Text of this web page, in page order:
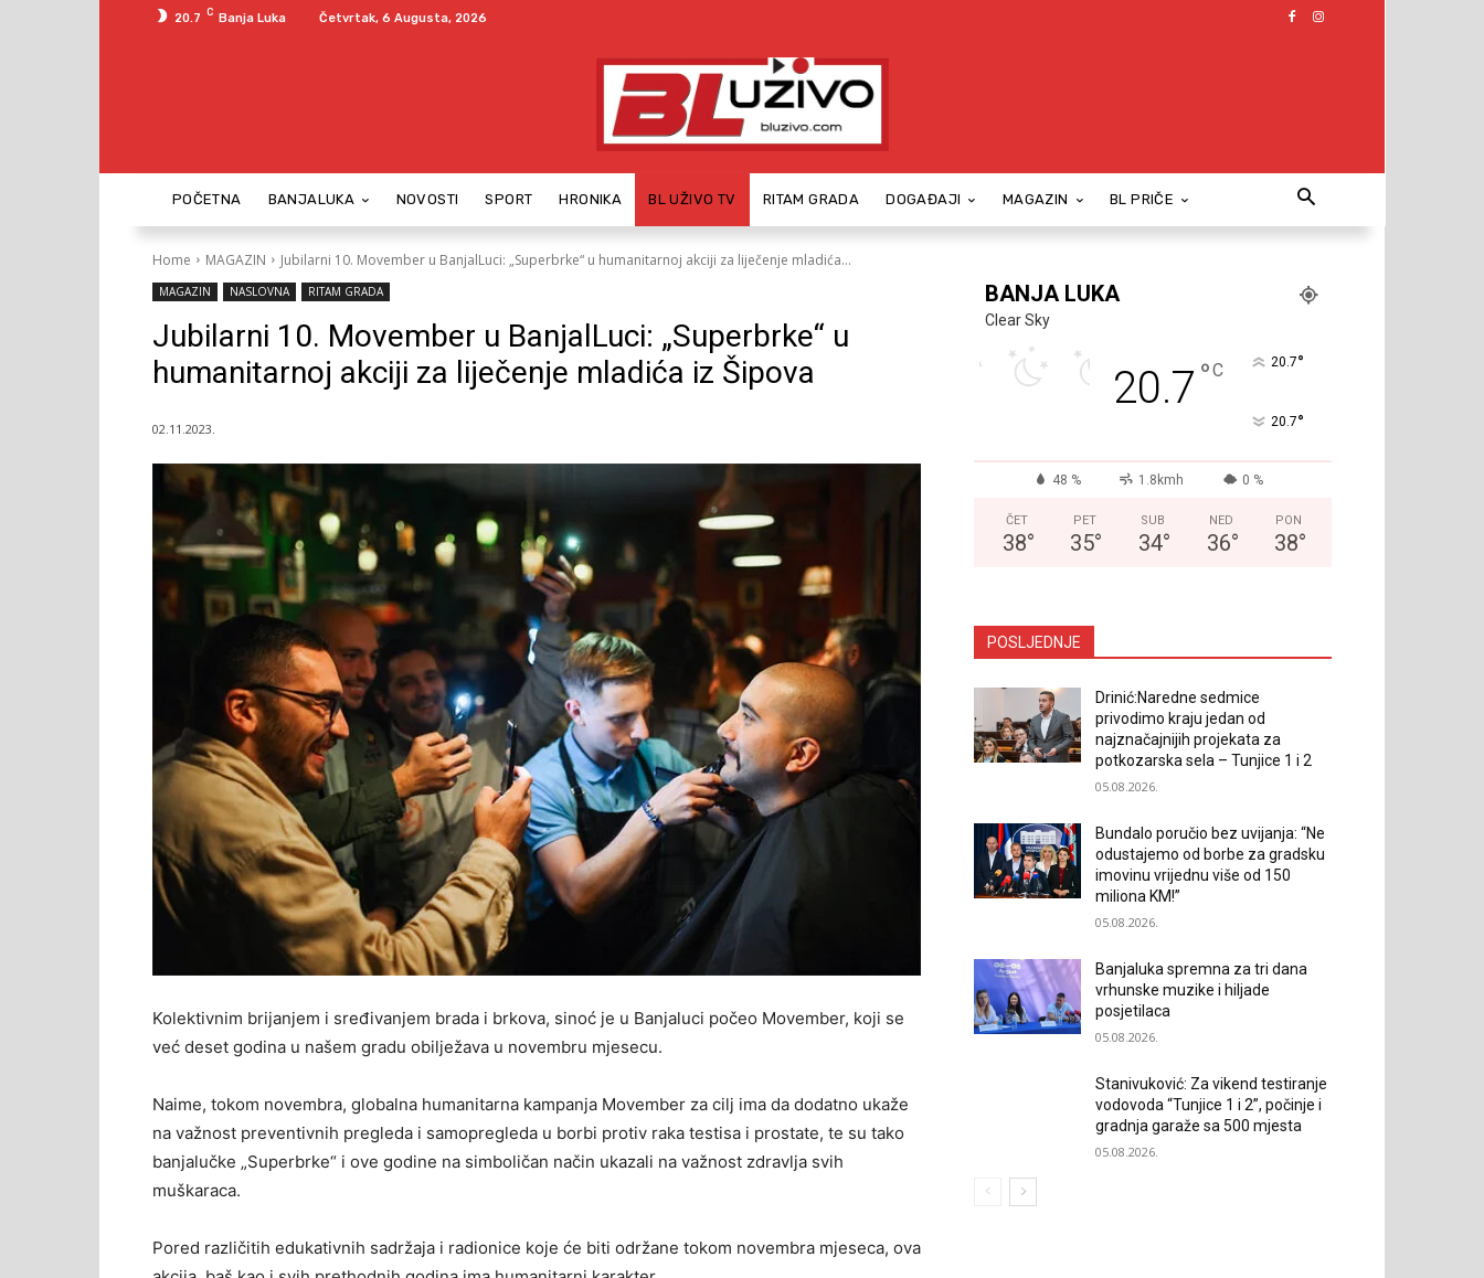
20.7 C Banja Luka Četvrtak, 6 Augusta, 2026
POČETNA BANJALUKA NOVOSTI SPORT HRONIKA BL UŽIVO TV RITAM GRADA DOGAĐAJI MAGAZIN BL PRIČE
Home MAGAZIN Jubilarni 10. Movember u BanjalLuci: „Superbrke“ u humanitarnoj akciji za liječenje mladića...
MAGAZIN NASLOVNA RITAM GRADA
Jubilarni 10. Movember u BanjalLuci: „Superbrke“ u
humanitarnoj akciji za liječenje mladića iz Šipova
02.11.2023.
Kolektivnim brijanjem i sređivanjem brada i brkova, sinoć je u Banjaluci počeo Movember, koji se
već deset godina u našem gradu obilježava u novembru mjesecu.
Naime, tokom novembra, globalna humanitarna kampanja Movember za cilj ima da dodatno ukaže
na važnost preventivnih pregleda i samopregleda u borbi protiv raka testisa i prostate, te su tako
banjalučke „Superbrke“ i ove godine na simboličan način ukazali na važnost zdravlja svih
muškaraca.
Pored različitih edukativnih sadržaja i radionice koje će biti održane tokom novembra mjeseca, ova
BANJA LUKA
Clear Sky
20.7 °C 20.7°
20.7°
48 % 1.8kmh 0 %
ČET
38°
PET
35°
SUB
34°
NED
36°
PON
38°
POSLJEDNJE
Drinić:Naredne sedmice
privodimo kraju jedan od
najznačajnijih projekata za
potkozarska sela – Tunjice 1 i 2
05.08.2026.
Bundalo poručio bez uvijanja: “Ne
odustajemo od borbe za gradsku
imovinu vrijednu više od 150
miliona KM!”
05.08.2026.
Banjaluka spremna za tri dana
vrhunske muzike i hiljade
posjetilaca
05.08.2026.
Stanivuković: Za vikend testiranje
vodovoda “Tunjice 1 i 2”, počinje i
gradnja garaže sa 500 mjesta
05.08.2026.